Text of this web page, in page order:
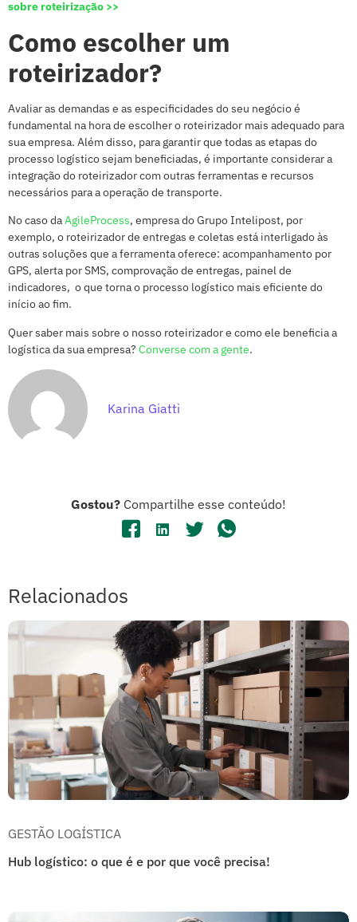
sobre roteirização >>
Como escolher um
roteirizador?
Avaliar as demandas e as especificidades do seu negócio é
fundamental na hora de escolher o roteirizador mais adequado para
sua empresa. Além disso, para garantir que todas as etapas do
processo logístico sejam beneficiadas, é importante considerar a
integração do roteirizador com outras ferramentas e recursos
necessários para a operação de transporte.
No caso daAgileProcess, empresa do Grupo Intelipost, por
exemplo, o roteirizador de entregas e coletas está interligado às
outras soluções que a ferramenta oferece: acompanhamento por
GPS, alerta por SMS, comprovação de entregas, painel de
indicadores, o que torna o processo logístico mais eficiente do
início ao fim.
Quer saber mais sobre o nosso roteirizador e como ele beneficia a
logística da sua empresa? Converse com a gente.
Karina Giatti
Gostou? Compartilhe esse conteúdo!
Relacionados
GESTÃO LOGÍSTICA
Hub logístico: o que é e por que você precisa!